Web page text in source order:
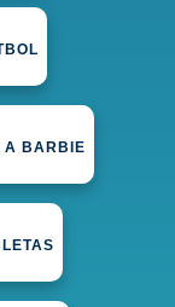
A BARBIE